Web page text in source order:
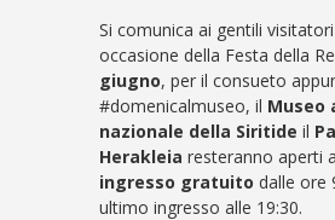
Si comunica ai gentili
occasione della Festa della
giugno, per il consueto
#domenicalmuseo, il Museo
nazionale della Siritide il
Herakleia resteranno aperti
ingresso gratuito dalle ore
ultimo ingresso alle 19:30.